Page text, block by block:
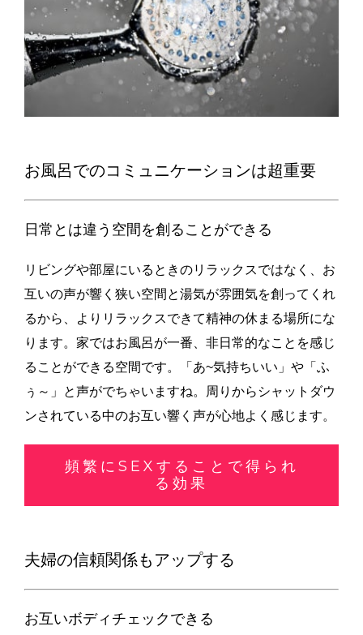
お風呂でのコミュニケーションは超重要
日常とは違う空間を創ることができる
リビングや部屋にいるときのリラックスではなく、お
互いの声が響く狭い空間と湯気が雰囲気を創ってくれ
るから、よりリラックスできて精神の休まる場所にな
ります。家ではお風呂が一番、非日常的なことを感じ
ることができる空間です。「あ~気持ちいい」や「ふ
ぅ～」と声がでちゃいますね。周りからシャットダウ
ンされている中のお互い響く声が心地よく感じます。
頻繁にSEXすることで得られ
る効果
夫婦の信頼関係もアップする
お互いボディチェックできる